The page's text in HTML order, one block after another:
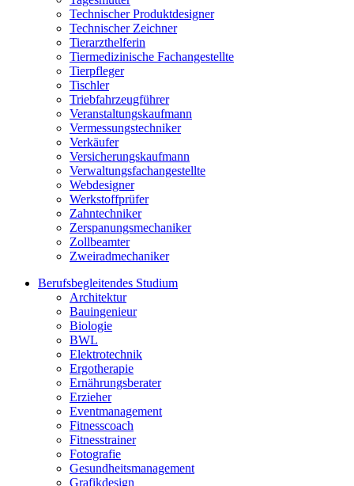
Technischer Produktdesigner
Technischer Zeichner
Tierarzthelferin
Tiermedizinische Fachangestellte
Tierpfleger
Tischler
Triebfahrzeugführer
Veranstaltungskaufmann
Vermessungstechniker
Verkäufer
Versicherungskaufmann
Verwaltungsfachangestellte
Webdesigner
Werkstoffprüfer
Zahntechniker
Zerspanungsmechaniker
Zollbeamter
Zweiradmechaniker
Berufsbegleitendes Studium
Architektur
Bauingenieur
Biologie
BWL
Elektrotechnik
Ergotherapie
Ernährungsberater
Erzieher
Eventmanagement
Fitnesscoach
Fitnesstrainer
Fotografie
Gesundheitsmanagement
Grafikdesign